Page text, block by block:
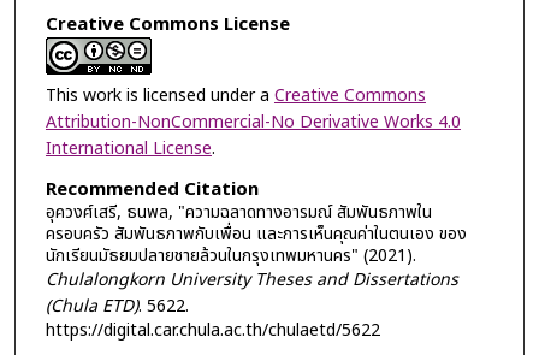
Creative Commons License
This work is licensed under a Creative Commons
Attribution-NonCommercial-No Derivative Works 4.0
International License.
Recommended Citation
อุควงศ์เสรี, ธนพล, "ความฉลาดทางอารมณ์ สัมพันธภาพใน
ครอบครัว สัมพันธภาพกับเพื่อน และการเห็นคุณค่าในตนเอง ของ
นักเรียนมัธยมปลายชายล้วนในกรุงเทพมหานคร" (2021).
Chulalongkorn University Theses and Dissertations
(Chula ETD). 5622.
https://digital.car.chula.ac.th/chulaetd/5622